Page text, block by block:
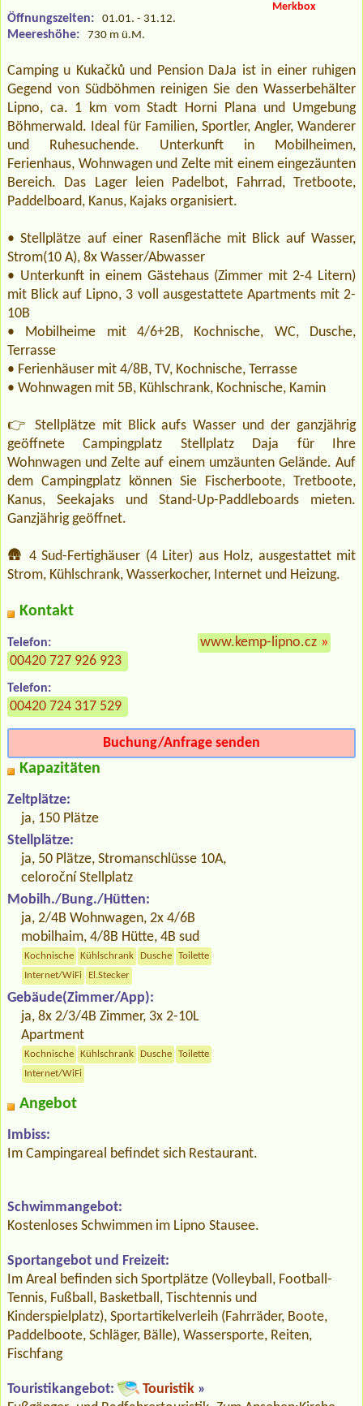
Öffnungszeiten: 01.01. - 31.12.
Meereshöhe: 730 m ü.M.
Merkbox
Camping u Kukačků und Pension DaJa ist in einer ruhigen
Gegend von Südböhmen reinigen Sie den Wasserbehälter
Lipno, ca. 1 km vom Stadt Horni Plana und Umgebung
Böhmerwald. Ideal für Familien, Sportler, Angler, Wanderer
und Ruhesuchende. Unterkunft in Mobilheimen,
Ferienhaus, Wohnwagen und Zelte mit einem eingezäunten
Bereich. Das Lager leien Padelbot, Fahrrad, Tretboote,
Paddelboard, Kanus, Kajaks organisiert.
• Stellplätze auf einer Rasenfläche mit Blick auf Wasser,
Strom(10 A), 8x Wasser/Abwasser
• Unterkunft in einem Gästehaus (Zimmer mit 2-4 Litern)
mit Blick auf Lipno, 3 voll ausgestattete Apartments mit 2-
10B
• Mobilheime mit 4/6+2B, Kochnische, WC, Dusche,
Terrasse
• Ferienhäuser mit 4/8B, TV, Kochnische, Terrasse
• Wohnwagen mit 5B, Kühlschrank, Kochnische, Kamin
👉 Stellplätze mit Blick aufs Wasser und der ganzjährig
geöffnete Campingplatz Stellplatz Daja für Ihre
Wohnwagen und Zelte auf einem umzäunten Gelände. Auf
dem Campingplatz können Sie Fischerboote, Tretboote,
Kanus, Seekajaks und Stand-Up-Paddleboards mieten.
Ganzjährig geöffnet.
🛖 4 Sud-Fertighäuser (4 Liter) aus Holz, ausgestattet mit
Strom, Kühlschrank, Wasserkocher, Internet und Heizung.
Kontakt
Telefon:
00420 727 926 923
Telefon:
00420 724 317 529
www.kemp-lipno.cz »
Buchung/Anfrage senden
Kapazitäten
Zeltplätze:
ja, 150 Plätze
Stellplätze:
ja, 50 Plätze, Stromanschlüsse 10A,
celoroční Stellplatz
Mobilh./Bung./Hütten:
ja, 2/4B Wohnwagen, 2x 4/6B
mobilhaim, 4/8B Hütte, 4B sud
Kochnische Kühlschrank Dusche
Toilette
Internet/WiFi
El.Stecker
Gebäude(Zimmer/App):
ja, 8x 2/3/4B Zimmer, 3x 2-10L
Apartment
Kochnische Kühlschrank Dusche
Toilette
Internet/WiFi
Angebot
Imbiss:
Im Campingareal befindet sich Restaurant.
Schwimmangebot:
Kostenloses Schwimmen im Lipno Stausee.
Sportangebot und Freizeit:
Im Areal befinden sich Sportplätze (Volleyball, Football-
Tennis, Fußball, Basketball, Tischtennis und
Kinderspielplatz), Sportartikelverleih (Fahrräder, Boote,
Paddelboote, Schläger, Bälle), Wassersporte, Reiten,
Fischfang
Touristikangebot: Touristik »